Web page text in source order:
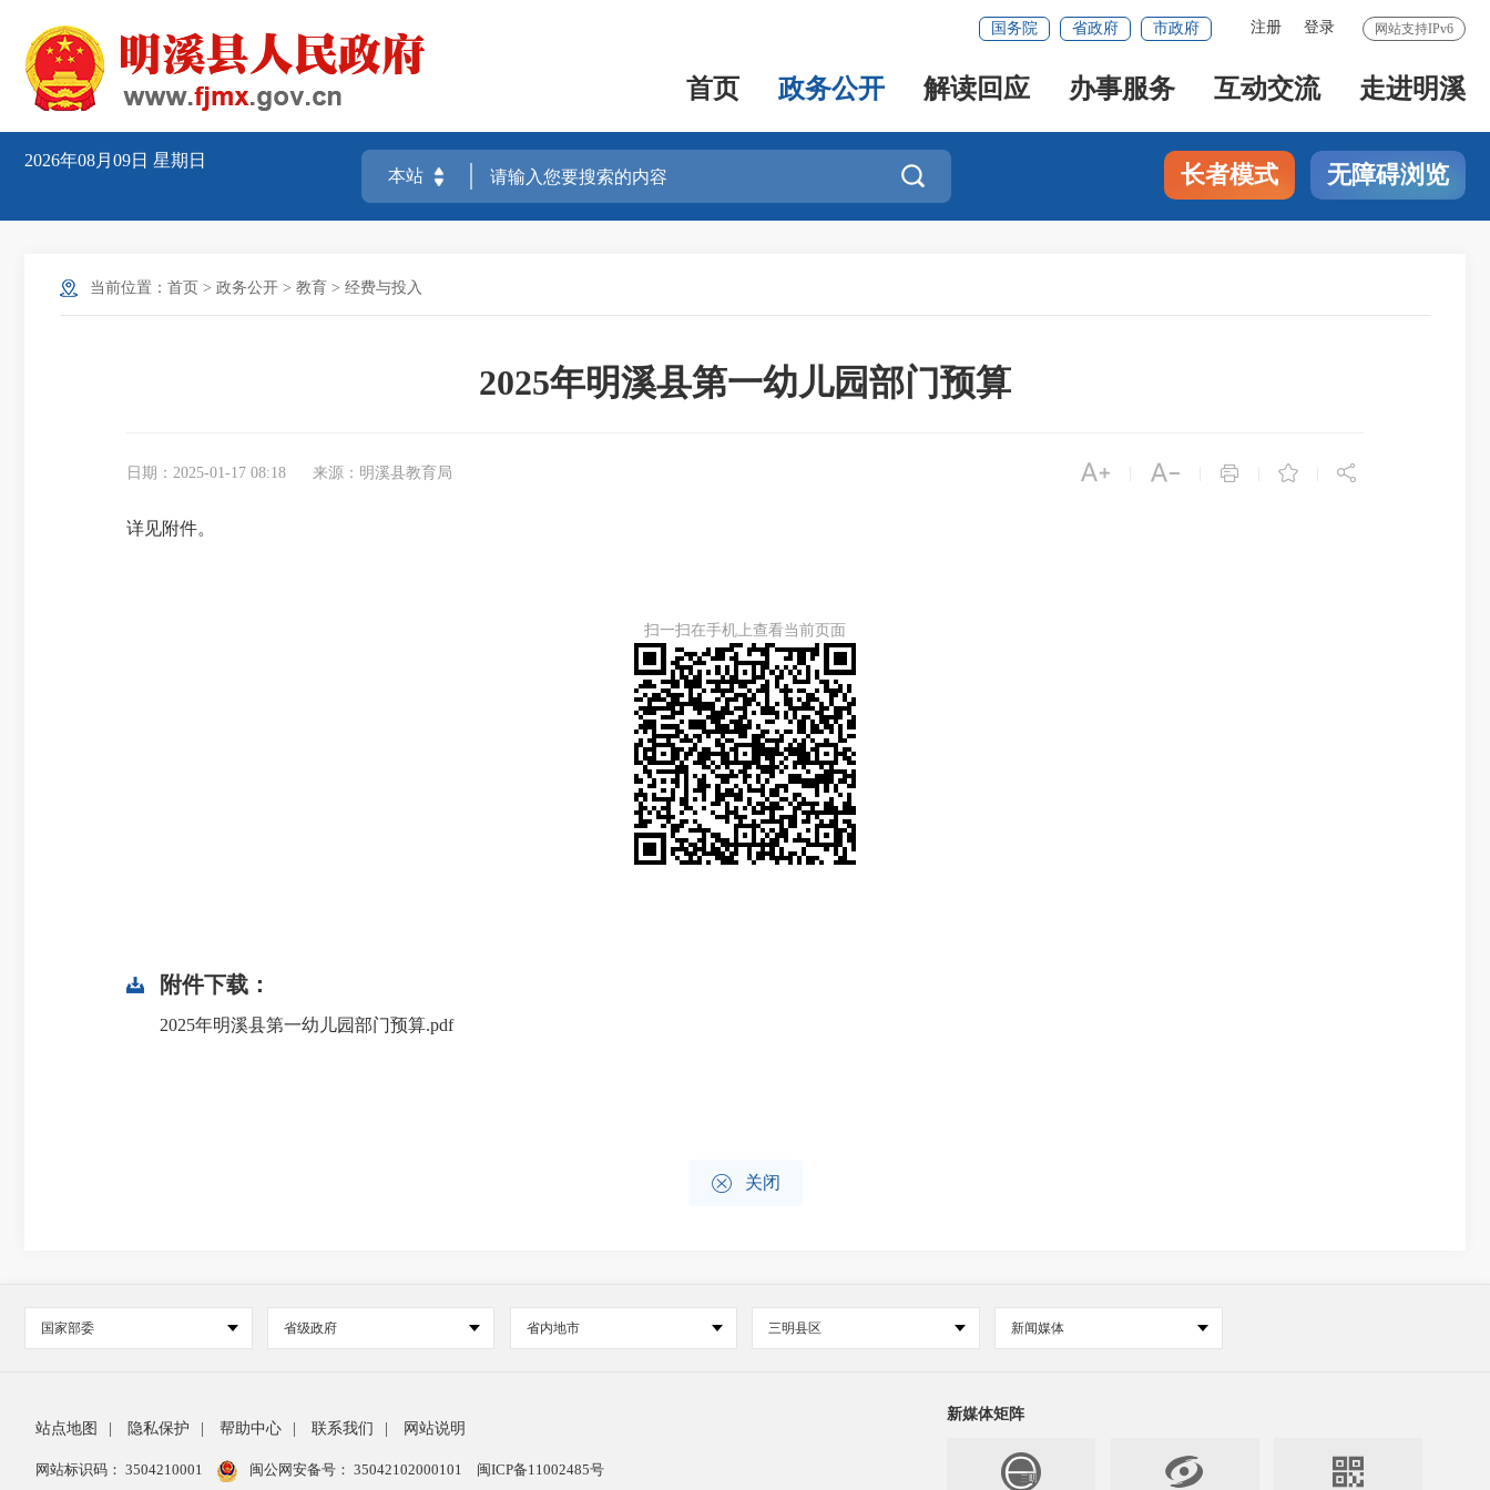
网站支持IPv6
注册 登录
国务院 省政府 市政府
首页 政务公开 解读回应 办事服务 互动交流 走进明溪
2026年08月09日 星期日
 长者模式 无障碍浏览
当前位置： 首页 > 政务公开 > 教育 > 经费与投入
2025年明溪县第一幼儿园部门预算
日期：2025-01-17 08:18 来源：明溪县教育局     
详见附件。
扫一扫在手机上查看当前页面
附件下载：
2025年明溪县第一幼儿园部门预算.pdf
 关闭
国家部委 省级政府 省内地市 三明县区 新闻媒体
站点地图 隐私保护 帮助中心 联系我们 网站说明
网站标识码： 3504210001 闽公网安备号： 35042102000101 闽ICP备11002485号
新媒体矩阵
 